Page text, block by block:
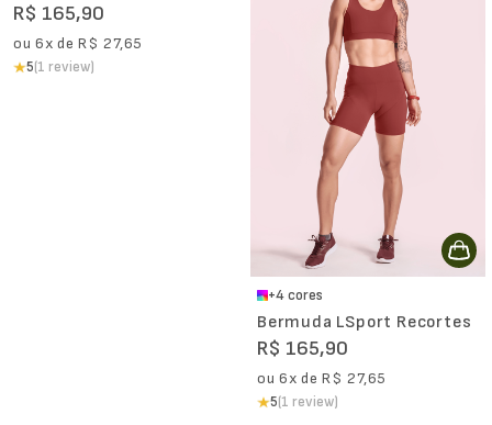
R$ 165,90
ou6x deR$ 27,65
5(1 review)
+4cores
Bermuda LSport Recortes
R$ 165,90
ou6x deR$ 27,65
5(1 review)